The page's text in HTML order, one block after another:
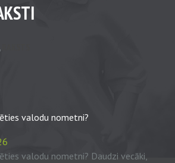
,
valodu nometni?
valodu nometni? Daudzi vecāki,